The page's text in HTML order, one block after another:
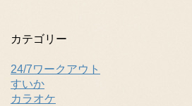
カテゴリー
24/7ワークアウト
すいか
カラオケ